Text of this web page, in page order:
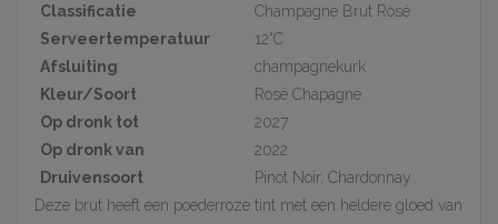
Classificatie
Champagne Brut Rosé
Serveertemperatuur
12°C
Afsluiting
champagnekurk
Kleur/Soort
Rosé Chapagne
Op dronk tot
2027
Op dronk van
2022
Druivensoort
Pinot Noir, Chardonnay
Deze brut heeft een poederroze tint met een heldere gloed van